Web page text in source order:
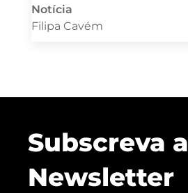
Notícia
Filipa Cavém
Subscreva a
Newsletter